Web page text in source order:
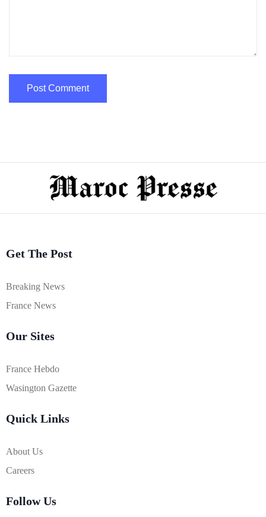
Get The Post
Breaking News
France News
Our Sites
France Hebdo
Wasington Gazette
Quick Links
About Us
Careers
Follow Us